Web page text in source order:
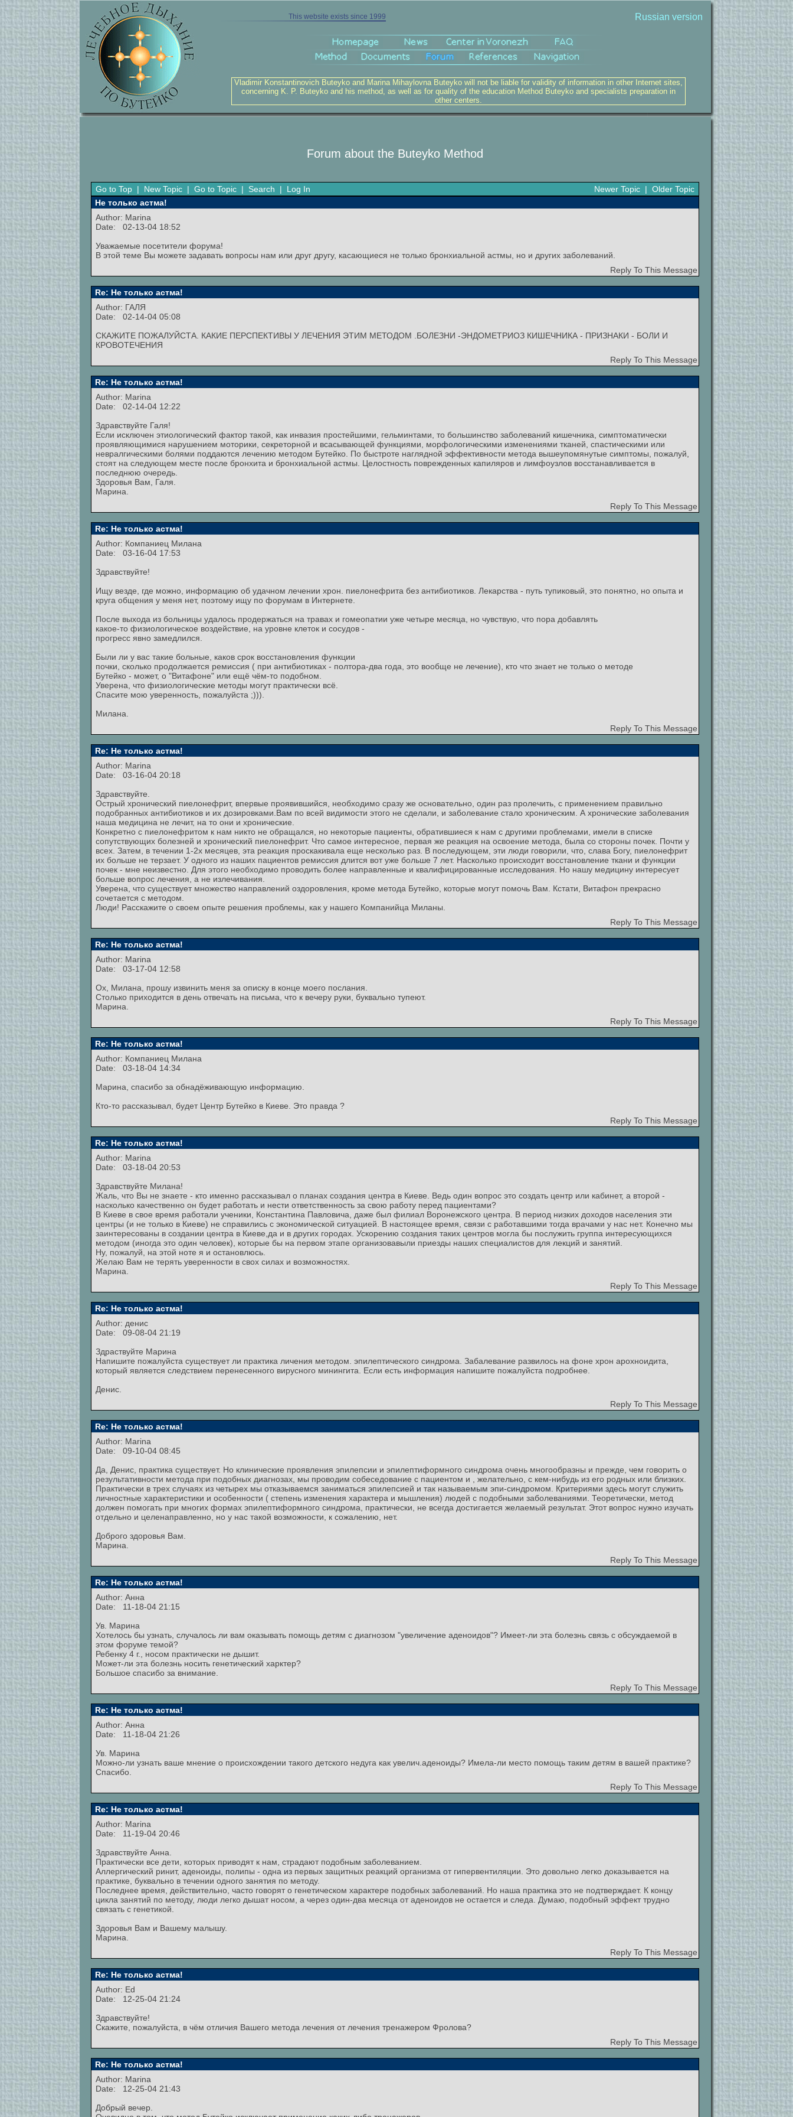
This website exists since 1999 Russian version
Vladimir Konstantinovich Buteyko and Marina Mihaylovna Buteyko will not be liable for validity of information in other Internet sites,
concerning K. P. Buteyko and his method, as well as for quality of the education Method Buteyko and specialists preparation in
other centers.
Forum about the Buteyko Method
Go to Top | New Topic | Go to Topic | Search | Log In Newer Topic | Older Topic
Не только астма!
Author: Marina
Date: 02-13-04 18:52
Уважаемые посетители форума!
В этой теме Вы можете задавать вопросы нам или друг другу, касающиеся не только бронхиальной астмы, но и других заболеваний.
Reply To This Message
Re: Не только астма!
Author: ГАЛЯ
Date: 02-14-04 05:08
СКАЖИТЕ ПОЖАЛУЙСТА. КАКИЕ ПЕРСПЕКТИВЫ У ЛЕЧЕНИЯ ЭТИМ МЕТОДОМ .БОЛЕЗНИ -ЭНДОМЕТРИОЗ КИШЕЧНИКА - ПРИЗНАКИ - БОЛИ И
КРОВОТЕЧЕНИЯ
Reply To This Message
Re: Не только астма!
Author: Marina
Date: 02-14-04 12:22
Здравствуйте Галя!
Если исключен этиологический фактор такой, как инвазия простейшими, гельминтами, то большинство заболеваний кишечника, симптоматически
проявляющимися нарушением моторики, секреторной и всасывающей функциями, морфологическими изменениями тканей, спастическими или
невралгическими болями поддаются лечению методом Бутейко. По быстроте наглядной эффективности метода вышеупомянутые симптомы, пожалуй,
стоят на следующем месте после бронхита и бронхиальной астмы. Целостность поврежденных капиляров и лимфоузлов восстанавливается в
последнюю очередь.
Здоровья Вам, Галя.
Марина.
Reply To This Message
Re: Не только астма!
Author: Компаниец Милана
Date: 03-16-04 17:53
Здравствуйте!
Ищу везде, где можно, информацию об удачном лечении хрон. пиелонефрита без антибиотиков. Лекарства - путь тупиковый, это понятно, но опыта и
круга общения у меня нет, поэтому ищу по форумам в Интернете.
После выхода из больницы удалось продержаться на травах и гомеопатии уже четыре месяца, но чувствую, что пора добавлять
какое-то физиологическое воздействие, на уровне клеток и сосудов -
прогресс явно замедлился.
Были ли у вас такие больные, каков срок восстановления функции
почки, сколько продолжается ремиссия ( при антибиотиках - полтора-два года, это вообще не лечение), кто что знает не только о методе
Бутейко - может, о "Витафоне" или ещё чём-то подобном.
Уверена, что физиологические методы могут практически всё.
Спасите мою уверенность, пожалуйста ;))).
Милана.
Reply To This Message
Re: Не только астма!
Author: Marina
Date: 03-16-04 20:18
Здравствуйте.
Острый хронический пиелонефрит, впервые проявившийся, необходимо сразу же основательно, один раз пролечить, с применением правильно
подобранных антибиотиков и их дозировками.Вам по всей видимости этого не сделали, и заболевание стало хроническим. А хронические заболевания
наша медицина не лечит, на то они и хронические.
Конкретно с пиелонефритом к нам никто не обращался, но некоторые пациенты, обратившиеся к нам с другими проблемами, имели в списке
сопутствующих болезней и хронический пиелонефрит. Что самое интересное, первая же реакция на освоение метода, была со стороны почек. Почти у
всех. Затем, в течении 1-2х месяцев, эта реакция проскакивала еще несколько раз. В последующем, эти люди говорили, что, слава Богу, пиелонефрит
их больше не терзает. У одного из наших пациентов ремиссия длится вот уже больше 7 лет. Насколько происходит восстановление ткани и функции
почек - мне неизвестно. Для этого необходимо проводить более направленные и квалифицированные исследования. Но нашу медицину интересует
больше вопрос лечения, а не излечивания.
Уверена, что существует множество направлений оздоровления, кроме метода Бутейко, которые могут помочь Вам. Кстати, Витафон прекрасно
сочетается с методом.
Люди! Расскажите о своем опыте решения проблемы, как у нашего Компанийца Миланы.
Reply To This Message
Re: Не только астма!
Author: Marina
Date: 03-17-04 12:58
Ох, Милана, прошу извинить меня за описку в конце моего послания.
Столько приходится в день отвечать на письма, что к вечеру руки, буквально тупеют.
Марина.
Reply To This Message
Re: Не только астма!
Author: Компаниец Милана
Date: 03-18-04 14:34
Марина, спасибо за обнадёживающую информацию.
Кто-то рассказывал, будет Центр Бутейко в Киеве. Это правда ?
Reply To This Message
Re: Не только астма!
Author: Marina
Date: 03-18-04 20:53
Здравствуйте Милана!
Жаль, что Вы не знаете - кто именно рассказывал о планах создания центра в Киеве. Ведь один вопрос это создать центр или кабинет, а второй -
насколько качественно он будет работать и нести ответственность за свою работу перед пациентами?
В Киеве в свое время работали ученики, Константина Павловича, даже был филиал Воронежского центра. В период низких доходов населения эти
центры (и не только в Киеве) не справились с экономической ситуацией. В настоящее время, связи с работавшими тогда врачами у нас нет. Конечно мы
заинтересованы в создании центра в Киеве,да и в других городах. Ускорению создания таких центров могла бы послужить группа интересующихся
методом (иногда это один человек), которые бы на первом этапе организовавыли приезды наших специалистов для лекций и занятий.
Ну, пожалуй, на этой ноте я и остановлюсь.
Желаю Вам не терять уверенности в свох силах и возможностях.
Марина.
Reply To This Message
Re: Не только астма!
Author: денис
Date: 09-08-04 21:19
Здраствуйте Марина
Напишите пожалуйста существует ли практика личения методом. эпилептического синдрома. Забалевание развилось на фоне хрон арохноидита,
который является следствием перенесенного вирусного минингита. Если есть информация напишите пожалуйста подробнее.
Денис.
Reply To This Message
Re: Не только астма!
Author: Marina
Date: 09-10-04 08:45
Да, Денис, практика существует. Но клинические проявления эпилепсии и эпилептиформного синдрома очень многообразны и прежде, чем говорить о
результативности метода при подобных диагнозах, мы проводим собеседование с пациентом и , желательно, с кем-нибудь из его родных или близких.
Практически в трех случаях из четырех мы отказываемся заниматься эпилепсией и так называемым эпи-синдромом. Критериями здесь могут служить
личностные характеристики и особенности ( степень изменения характера и мышления) людей с подобными заболеваниями. Теоретически, метод
должен помогать при многих формах эпилептиформного синдрома, практически, не всегда достигается желаемый результат. Этот вопрос нужно изучать
отдельно и целенаправленно, но у нас такой возможности, к сожалению, нет.
Доброго здоровья Вам.
Марина.
Reply To This Message
Re: Не только астма!
Author: Анна
Date: 11-18-04 21:15
Ув. Марина
Хотелось бы узнать, случалось ли вам оказывать помощь детям с диагнозом "увеличение аденоидов"? Имеет-ли эта болезнь связь с обсуждаемой в
этом форуме темой?
Ребенку 4 г., носом практически не дышит.
Может-ли эта болезнь носить генетический харктер?
Большое спасибо за внимание.
Reply To This Message
Re: Не только астма!
Author: Анна
Date: 11-18-04 21:26
Ув. Марина
Можно-ли узнать ваше мнение о происхождении такого детского недуга как увелич.аденоиды? Имела-ли место помощь таким детям в вашей практике?
Спасибо.
Reply To This Message
Re: Не только астма!
Author: Marina
Date: 11-19-04 20:46
Здравствуйте Анна.
Практически все дети, которых приводят к нам, страдают подобным заболеванием.
Аллергический ринит, аденоиды, полипы - одна из первых защитных реакций организма от гипервентиляции. Это довольно легко доказывается на
практике, буквально в течении одного занятия по методу.
Последнее время, действительно, часто говорят о генетическом характере подобных заболеваний. Но наша практика это не подтверждает. К концу
цикла занятий по методу, люди легко дышат носом, а через один-два месяца от аденоидов не остается и следа. Думаю, подобный эффект трудно
связать с генетикой.
Здоровья Вам и Вашему малышу.
Марина.
Reply To This Message
Re: Не только астма!
Author: Ed
Date: 12-25-04 21:24
Здравствуйте!
Скажите, пожалуйста, в чём отличия Вашего метода лечения от лечения тренажером Фролова?
Reply To This Message
Re: Не только астма!
Author: Marina
Date: 12-25-04 21:43
Добрый вечер.